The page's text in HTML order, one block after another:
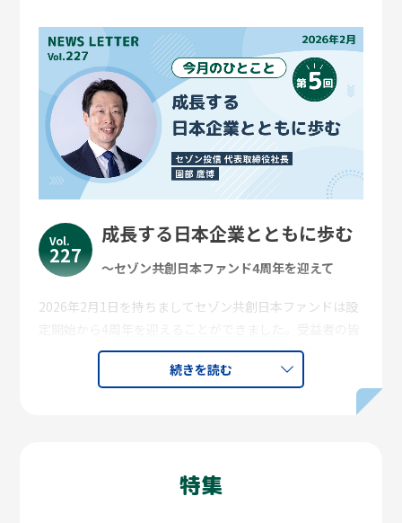
Vol.
227
成長する日本企業とともに歩む
～セゾン共創日本ファンド4周年を迎えて
2026年2月1日を持ちましてセゾン共創日本ファンドは設
さまにご支持いただきながらファンドが成長を続けてい
ることに心から御礼を申し上げます。
1年後にはNISA制度のつみたて投資枠対象商品の要件を満
オは非常に強固なものとなっています。
続きを読む
特集